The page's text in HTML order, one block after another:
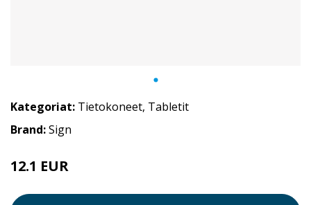
Kategoriat: Tietokoneet, Tabletit
Brand:Sign
12.1 EUR